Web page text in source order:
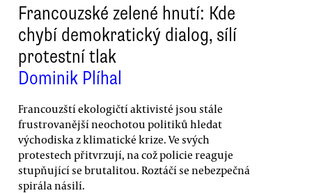
Francouzské zelené hnutí: Kde
chybí demokratický dialog, sílí
protestní tlak
Dominik Plíhal
Francouzští ekologičtí aktivisté jsou stále
frustrovanější neochotou politiků hledat
východiska z klimatické krize. Ve svých
protestech přitvrzují, na což policie reaguje
stupňující se brutalitou. Roztáčí se nebezpečná
spirála násilí.